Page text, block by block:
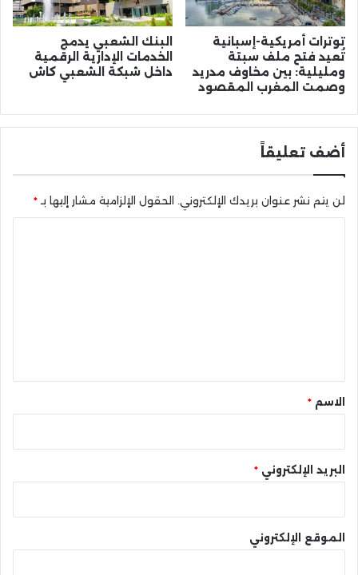
توترات أمريكية-إسبانية
تُعيد فتح ملف سبتة
ومليلية: بين مخاوف مدريد
وصمت المغرب المقصود
البنك الشعبي يدمج
الخدمات الإدارية الرقمية
داخل شبكة الشعبي كاش
أضف تعليقاً
لن يتم نشر عنوان بريدك الإلكتروني. الحقول الإلزامية مشار إليها بـ*
* الاسم *
البريد الإلكتروني *
الموقع الإلكتروني